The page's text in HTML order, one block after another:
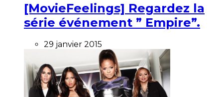
[MovieFeelings] Regardez la
série événement ” Empire”.
29 janvier 2015